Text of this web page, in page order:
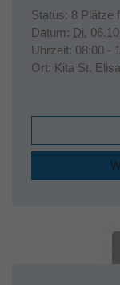
Status: 8 Plätze
Datum: Di.
Uhrzeit: 08:00 -
Ort: Kita St.